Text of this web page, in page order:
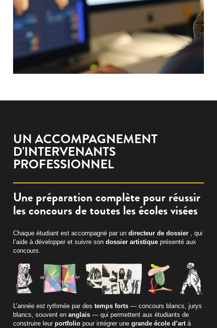
UN ACCOMPAGNEMENT
D'INTERVENANTS
PROFESSIONNEL
Une préparation complète pour réussir
les concours de toutes les écoles visées
Chaque étudiant est accompagné par undirecteur de dossier , qui
l’aide à développer et suivre sondossier artistique présenté aux
concours.
L’année est rythmée par destemps forts — concours blancs, jurys
blancs, souvent enanglais — qui permettent aux étudiants de
construire leurportfolio pour intégrer unegrande école d’artà